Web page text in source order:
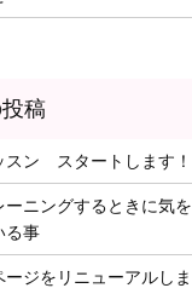
スン スタートします！
ーニングするときに気を
る事
ージをリニューアルしま